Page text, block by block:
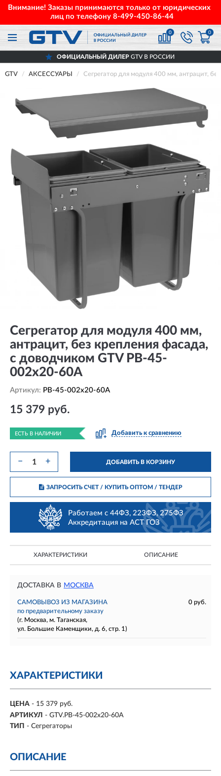
Внимание! Заказы принимаются только от юридических
лиц по телефону 8-499-450-86-44
0 0
ОФИЦИАЛЬНЫЙ ДИЛЕР GTV В РОССИИ
GTV АКСЕССУАРЫ Сегрегатор для модуля 400 мм, антрацит,
Сегрегатор для модуля 400 мм,
антрацит, без крепления фасада,
с доводчиком GTV PB-45-
002x20-60A
Артикул: PB-45-002x20-60A
15 379 руб.
ЕСТЬ В НАЛИЧИИ Добавить к сравнению
− + ДОБАВИТЬ В КОРЗИНУ
ЗАПРОСИТЬ СЧЕТ / КУПИТЬ ОПТОМ/ ТЕНДЕР
Работаем с 44ФЗ, 223ФЗ, 275ФЗ
Аккредитация на АСТ ГОЗ
ХАРАКТЕРИСТИКИ ОПИСАНИЕ
ДОСТАВКА В МОСКВА
САМОВЫВОЗ ИЗ МАГАЗИНА
0 руб.
по предварительному заказу
(г. Москва, м. Таганская,
ул. Большие Каменщики, д. 6, стр. 1)
ХАРАКТЕРИСТИКИ
ЦЕНА - 15 379 руб.
АРТИКУЛ - GTV.PB-45-002x20-60A
ТИП - Сегрегаторы
ОПИСАНИЕ